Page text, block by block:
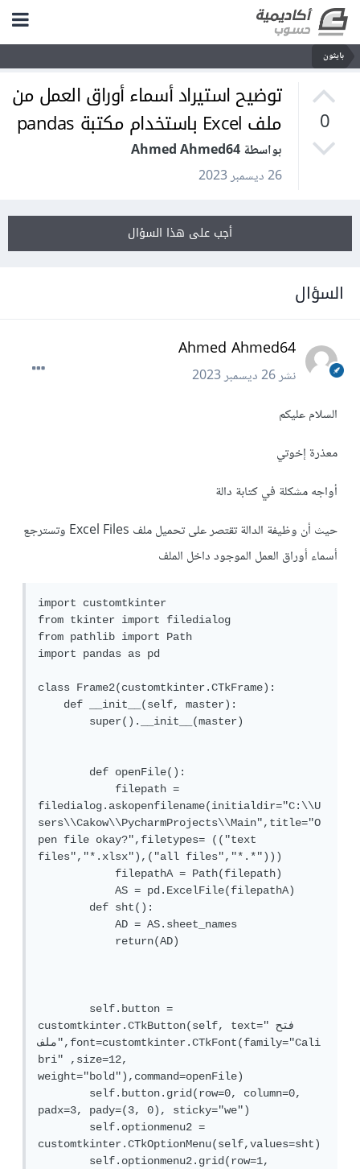
بايثون
0
توضيح استيراد أسماء أوراق العمل من
ملف Excel باستخدام مكتبة pandas
بواسطة Ahmed Ahmed64
26 ديسمبر 2023
أجب على هذا السؤال
السؤال
Ahmed Ahmed64
نشر26 ديسمبر 2023
السلام عليكم
معذرة إخوتي
أواجه مشكلة في كتابة دالة
حيث أن وظيفة الدالة تقتصر على تحميل ملف Excel Files وتسترجع
أسماء أوراق العمل الموجود داخل الملف
import customtkinter
from tkinter import filedialog
from pathlib import Path
import pandas as pd
class Frame2(customtkinter.CTkFrame):
    def __init__(self, master):
        super().__init__(master)
        def openFile():
            filepath =
filedialog.askopenfilename(initialdir="C:\\U
sers\\Cakow\\PycharmProjects\\Main",title="O
pen file okay?",filetypes= (("text
files","*.xlsx"),("all files","*.*")))
            filepathA = Path(filepath)
            AS = pd.ExcelFile(filepathA)
        def sht():
            AD = AS.sheet_names
            return(AD)
        self.button =
customtkinter.CTkButton(self, text="فتح
ملف",font=customtkinter.CTkFont(family="Cali
bri" ,size=12,
weight="bold"),command=openFile)
        self.button.grid(row=0, column=0,
padx=3, pady=(3, 0), sticky="we")
        self.optionmenu2 =
customtkinter.CTkOptionMenu(self,values=sht)
        self.optionmenu2.grid(row=1,